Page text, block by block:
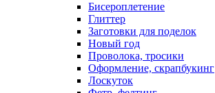
Бисероплетение
Глиттер
Заготовки для поделок
Новый год
Проволока, тросики
Оформление, скрапбукинг
Лоскуток